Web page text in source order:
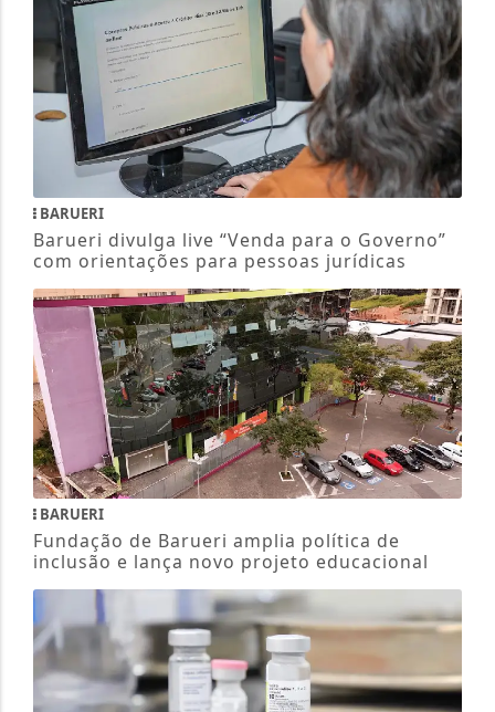
BARUERI
Barueri divulga live “Venda para o Governo”
com orientações para pessoas jurídicas
BARUERI
Fundação de Barueri amplia política de
inclusão e lança novo projeto educacional